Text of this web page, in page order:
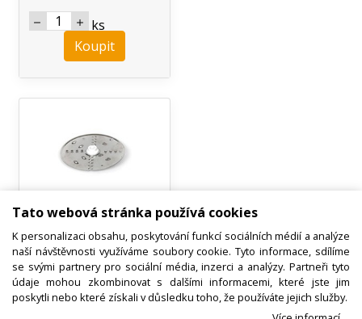
Tato webová stránka používá cookies
K personalizaci obsahu, poskytování funkcí sociálních médií a analýze
naší návštěvnosti využíváme soubory cookie. Tyto informace, sdílíme
se svými partnery pro sociální média, inzerci a analýzy. Partneři tyto
údaje mohou zkombinovat s dalšími informacemi, které jste jim
poskytli nebo které získali v důsledku toho, že používáte jejich služby.
ks
Koupit
N00110441700
Struhadlo II hrubé
002423000, robot Eta
0024, 0027, 3024 ( ETA
002487008 )